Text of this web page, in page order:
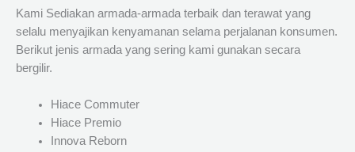
Kami Sediakan armada-armada terbaik dan terawat yang
selalu menyajikan kenyamanan selama perjalanan konsumen.
Berikut jenis armada yang sering kami gunakan secara
bergilir.
Hiace Commuter
Hiace Premio
Innova Reborn